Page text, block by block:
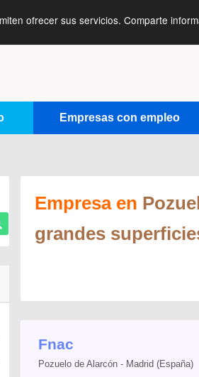
ofrecer sus servicios. Comparte
Empresas con empleo
Empresa en
grandes
Fnac
Pozuelo de Alarcón - Madrid